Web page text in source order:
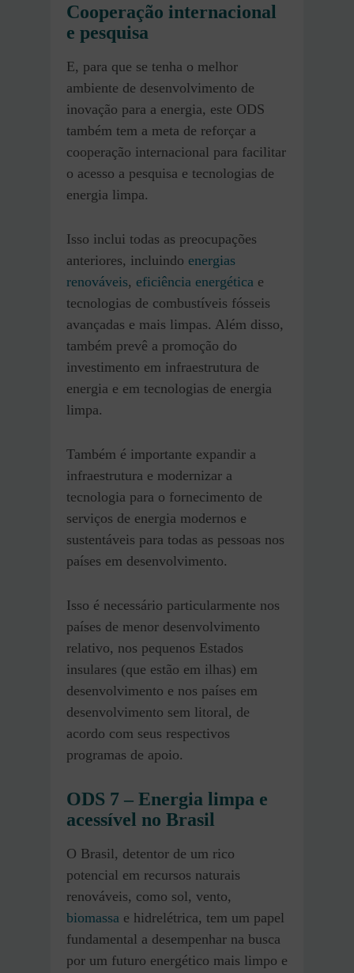
Cooperação internacional
e pesquisa
E, para que se tenha o melhor
ambiente de desenvolvimento de
inovação para a energia, este ODS
também tem a meta de reforçar a
cooperação internacional para facilitar
o acesso a pesquisa e tecnologias de
energia limpa.
Isso inclui todas as preocupações
anteriores, incluindo energias
renováveis, eficiência energética e
tecnologias de combustíveis fósseis
avançadas e mais limpas. Além disso,
também prevê a promoção do
investimento em infraestrutura de
energia e em tecnologias de energia
limpa.
Também é importante expandir a
infraestrutura e modernizar a
tecnologia para o fornecimento de
serviços de energia modernos e
sustentáveis para todas as pessoas nos
países em desenvolvimento.
Isso é necessário particularmente nos
países de menor desenvolvimento
relativo, nos pequenos Estados
insulares (que estão em ilhas) em
desenvolvimento e nos países em
desenvolvimento sem litoral, de
acordo com seus respectivos
programas de apoio.
ODS 7 – Energia limpa e
acessível no Brasil
O Brasil, detentor de um rico
potencial em recursos naturais
renováveis, como sol, vento,
biomassa e hidrelétrica, tem um papel
fundamental a desempenhar na busca
por um futuro energético mais limpo e